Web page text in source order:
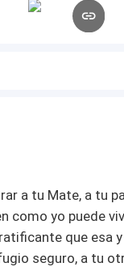
ni la necesidad,
el amor y la
Adéntrate en el
a tu Mate, a tu
como yo puede
que esa y
seguro, a tu